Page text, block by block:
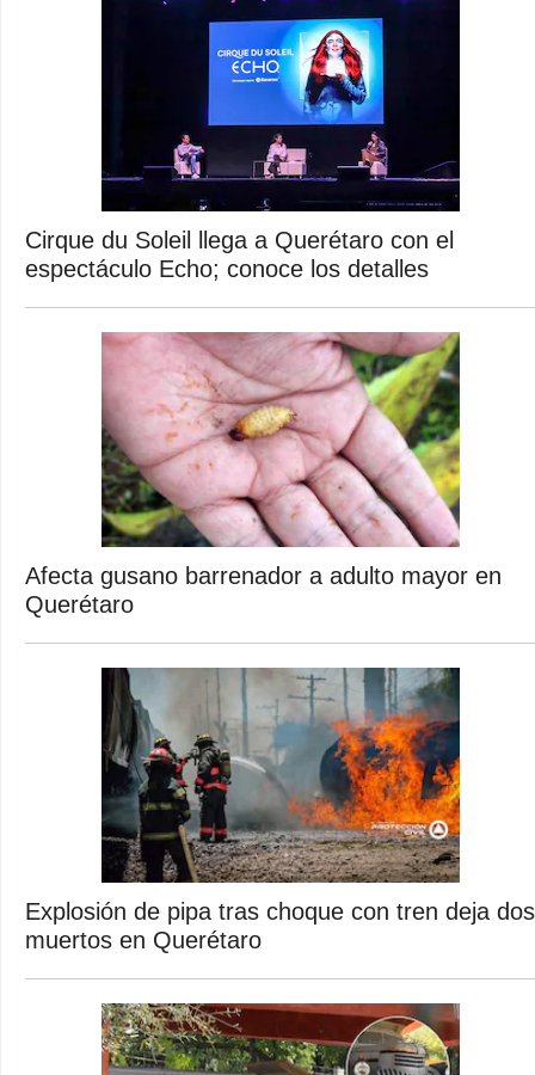
Cirque du Soleil llega a Querétaro con el
espectáculo Echo; conoce los detalles
Afecta gusano barrenador a adulto mayor en
Querétaro
Explosión de pipa tras choque con tren deja dos
muertos en Querétaro